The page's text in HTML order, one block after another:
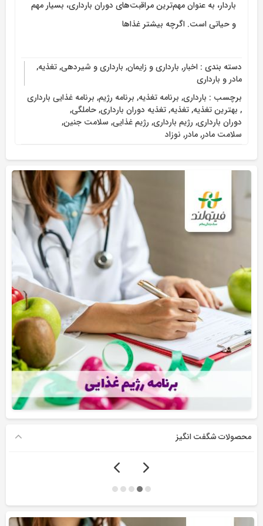
باردار، به عنوان مهم‌ترین مراقبت‌های دوران بارداری، بسیار مهم
و حیاتی است. اگرچه بیشتر غذاها
دسته بندی : اخبار, بارداری و زایمان, بارداری و شیردهی,تغذیه,
مادر و بارداری
برچسب : بارداری, برنامه تغذیه, برنامه رژیم, برنامه غذایی بارداری
, بهترین تغذیه,تغذیه,تغذیه دوران بارداری,حاملگی,
دوران بارداری, رژیم بارداری, رژیم غذایی, سلامت جنین,
سلامت مادر,مادر, نوزاد
محصولات شگفت انگیز